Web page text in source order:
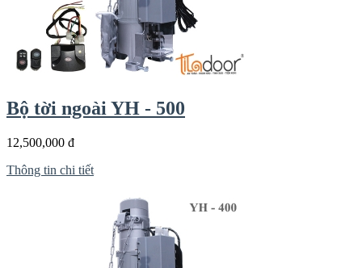
Bộ tời ngoài YH - 500
12,500,000 đ
Thông tin chi tiết